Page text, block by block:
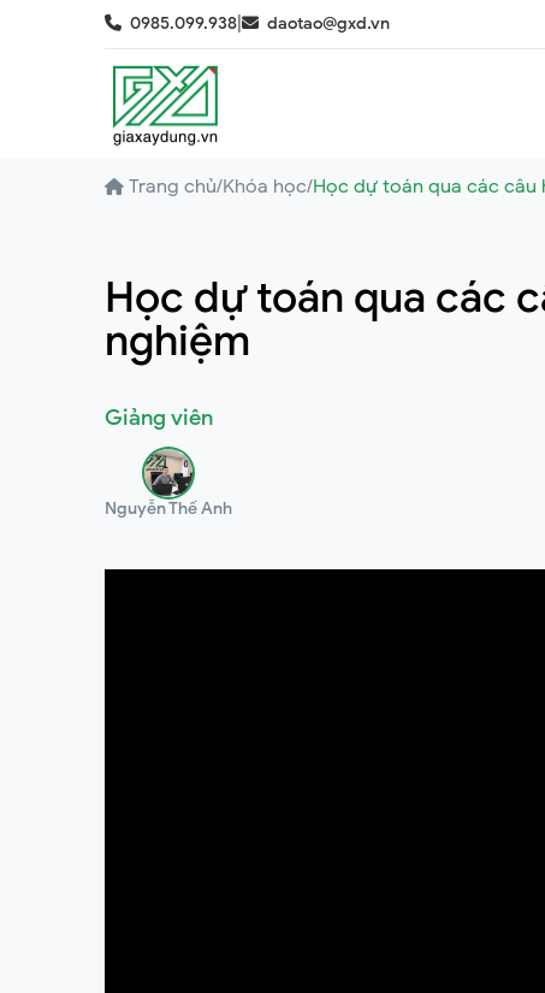
0985.099.938 daotao@gxd.vn
Trang chủ/Khóa học/Học dự toán qua các
Học dự toán qua các
nghiệm
Giảng viên
Nguyễn Thế Anh